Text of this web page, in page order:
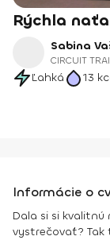
Rýchla
Sabina
CIRCUIT
Ľahká 13
Informácie o
Dala si si
vystrečovať?